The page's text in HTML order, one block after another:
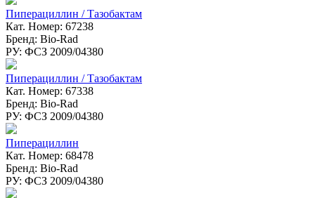
Пиперациллин / Тазобактам
Кат. Номер: 67238
Бренд: Bio-Rad
РУ: ФСЗ 2009/04380
Пиперациллин / Тазобактам
Кат. Номер: 67338
Бренд: Bio-Rad
РУ: ФСЗ 2009/04380
Пиперациллин
Кат. Номер: 68478
Бренд: Bio-Rad
РУ: ФСЗ 2009/04380